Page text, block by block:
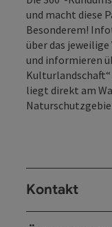
und macht diese
Besonderem!
über das
und informieren
Kulturlandschaft“
liegt direkt am
Kontakt